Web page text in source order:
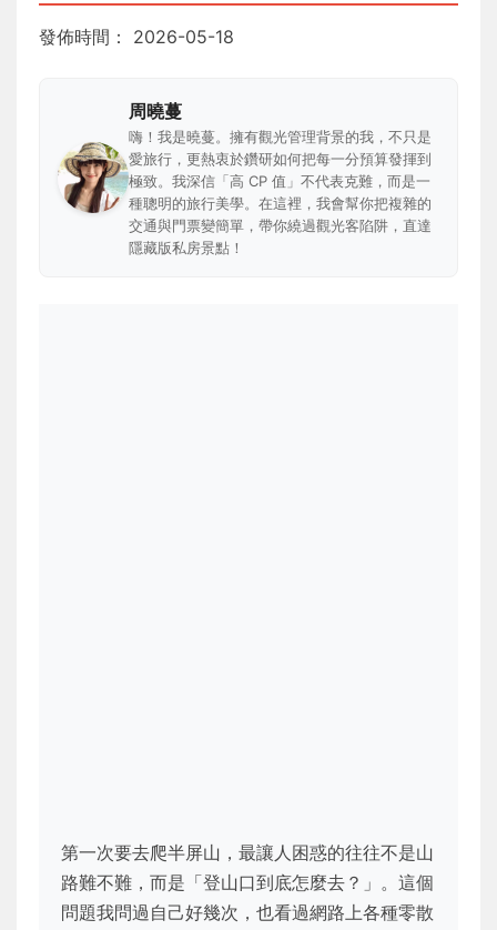
發佈時間： 2026-05-18
周曉蔓
嗨！我是曉蔓。擁有觀光管理背景的我，不只是
愛旅行，更熱衷於鑽研如何把每一分預算發揮到
極致。我深信「高 CP 值」不代表克難，而是一
種聰明的旅行美學。在這裡，我會幫你把複雜的
交通與門票變簡單，帶你繞過觀光客陷阱，直達
隱藏版私房景點！
第一次要去爬半屏山，最讓人困惑的往往不是山
路難不難，而是「登山口到底怎麼去？」。這個
問題我問過自己好幾次，也看過網路上各種零散